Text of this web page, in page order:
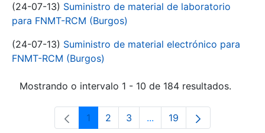
(24-07-13) Suministro de material de laboratorio
para FNMT-RCM (Burgos)
(24-07-13) Suministro de material electrónico para
FNMT-RCM (Burgos)
Mostrando o intervalo 1 - 10 de 184 resultados.
Páxina
1 Páxina
2 Páxina
3 ...Páxinas intermedias Use
Páxina
19